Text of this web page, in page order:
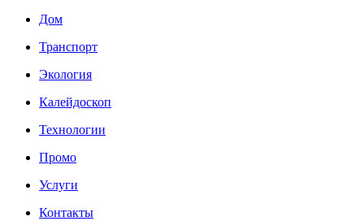
Дом
Транспорт
Экология
Калейдоскоп
Технологии
Промо
Услуги
Контакты